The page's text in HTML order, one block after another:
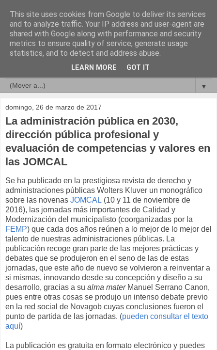
Compromisos de Calidad
▼
domingo, 26 de marzo de 2017
La administración pública en 2030,
dirección pública profesional y
evaluación de competencias y valores en
las JOMCAL
Se ha publicado en la prestigiosa revista de derecho y
administraciones públicas Wolters Kluver un monográfico
sobre las novenas JOMCAL (10 y 11 de noviembre de
2016), las jornadas más importantes de Calidad y
Modernización del municipalisto (coorganizadas por la
FEMP) que cada dos años reúnen a lo mejor de lo mejor del
talento de nuestras administraciones públicas. La
publicación recoge gran parte de las mejores prácticas y
debates que se produjeron en el seno de las de estas
jornadas, que este año de nuevo se volvieron a reinventar a
si mismas, innovando desde su concepción y diseño a su
desarrollo, gracias a su alma materManuel Serrano Canon,
pues entre otras cosas se produjo un intenso debate previo
en la red social de Novagob cuyas conclusiones fueron el
punto de partida de las jornadas. (pueden consultar el texto
aquí)
La publicación es gratuita en formato electrónico y puedes
This site uses cookies from Google to deliver its services
and to analyze traffic. Your IP address and user-agent are
shared with Google along with performance and security
metrics to ensure quality of service, generate usage
statistics, and to detect and address abuse.
LEARN MORE GOT IT